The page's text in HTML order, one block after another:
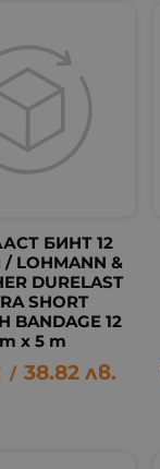
БИНТ 12
LOHMANN &
DURELAST
SHORT
BANDAGE 12
x 5 m
/ 38.82 лв.